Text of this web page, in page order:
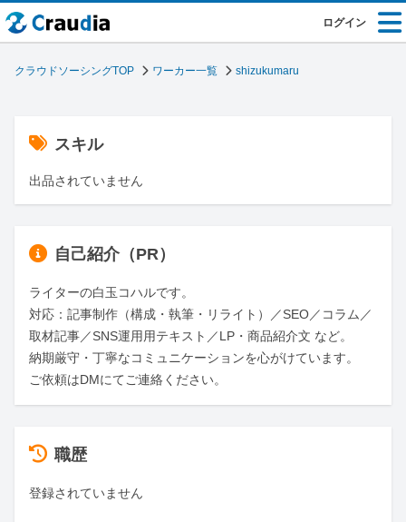
ログイン
クラウドソーシングTOP ワーカー一覧 shizukumaru
スキル
出品されていません
自己紹介（PR）
ライターの白玉コハルです。
対応：記事制作（構成・執筆・リライト）／SEO／コラム／
取材記事／SNS運用用テキスト／LP・商品紹介文 など。
納期厳守・丁寧なコミュニケーションを心がけています。
ご依頼はDMにてご連絡ください。
職歴
登録されていません